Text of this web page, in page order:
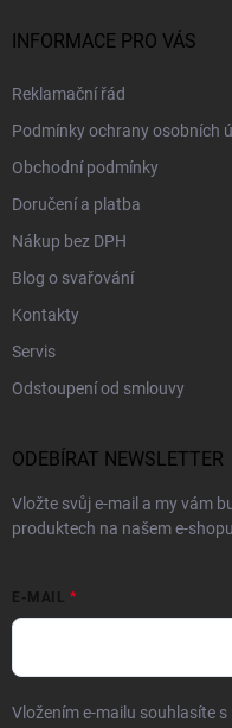
INFORMACE PRO VÁS
Reklamační řád
Podmínky ochrany osobních
Obchodní podmínky
Doručení a platba
Nákup bez DPH
Blog o svařování
Kontakty
Servis
Odstoupení od smlouvy
ODEBÍRAT NEWSLETTER
Vložte svůj e-mail a my vám
produktech na našem e-
E-MAIL
Vložením e-mailu souhlasíte s